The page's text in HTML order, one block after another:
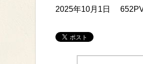
2025年10月1日